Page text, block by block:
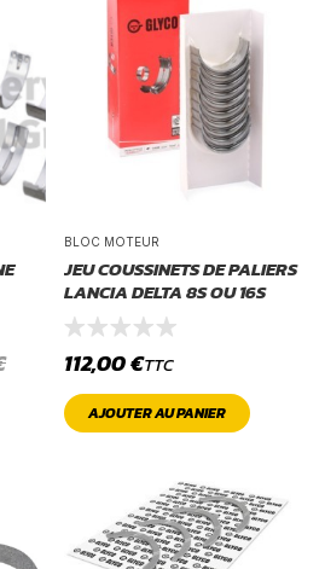
BLOC MOTEUR
JEU COUSSINETS DE PALIERS
LANCIA DELTA 8S OU 16S
112,00€TTC
AJOUTER AU PANIER